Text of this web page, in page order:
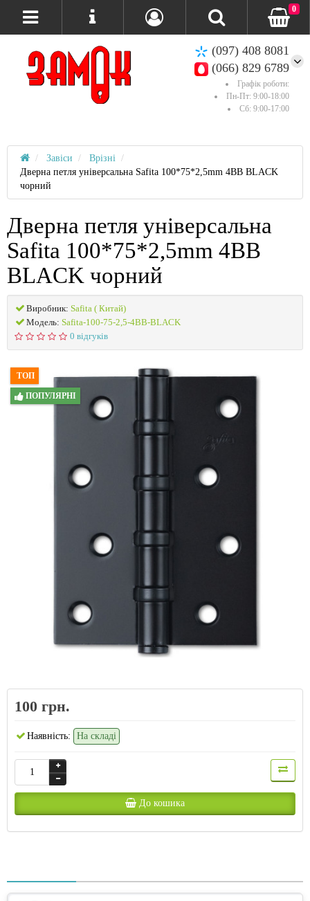
(097) 408 8081
(066) 829 6789
Графік роботи:
Пн-Пт: 9:00-18:00
Сб: 9:00-17:00
0
Завіси
Врізні
Дверна петля універсальна Safita 100*75*2,5mm 4BB BLACK
чорний
Дверна петля універсальна
Safita 100*75*2,5mm 4BB
BLACK чорний
Виробник: Safita ( Китай)
Модель: Safita-100-75-2,5-4BB-BLACK
0 відгуків
ТОП
ПОПУЛЯРНІ
100 грн.
Наявність: На складі
До кошика